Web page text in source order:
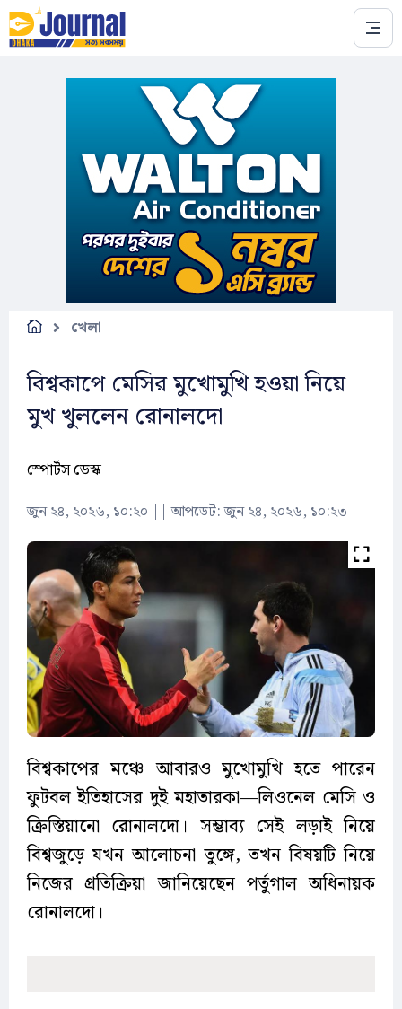
Skip to main content
খেলা
বিশ্বকাপে মেসির মুখোমুখি হওয়া নিয়ে
মুখ খুললেন রোনালদো
স্পোর্টস ডেস্ক
জুন ২৪, ২০২৬, ১০:২০ ||আপডেট: জুন ২৪, ২০২৬, ১০:২৩
বিশ্বকাপের মঞ্চে আবারও মুখোমুখি হতে পারেন
ফুটবল ইতিহাসের দুই মহাতারকা—লিওনেল মেসি ও
ক্রিস্তিয়ানো রোনালদো। সম্ভাব্য সেই লড়াই নিয়ে
বিশ্বজুড়ে যখন আলোচনা তুঙ্গে, তখন বিষয়টি নিয়ে
নিজের প্রতিক্রিয়া জানিয়েছেন পর্তুগাল অধিনায়ক
রোনালদো।